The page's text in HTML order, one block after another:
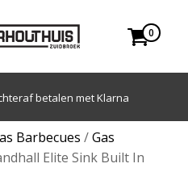
0
betalen met Klarna
Barbecues /Gas
Elite Sink Built In